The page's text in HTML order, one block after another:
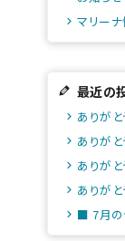
マリー
最近の
ありがと
ありがと
ありがと
ありがと
■ 7月の